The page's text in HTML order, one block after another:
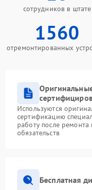
сотрудников в штате
1560
отремонтированных
Используются
сертификацию
работу после
обязательств
Бесплатная